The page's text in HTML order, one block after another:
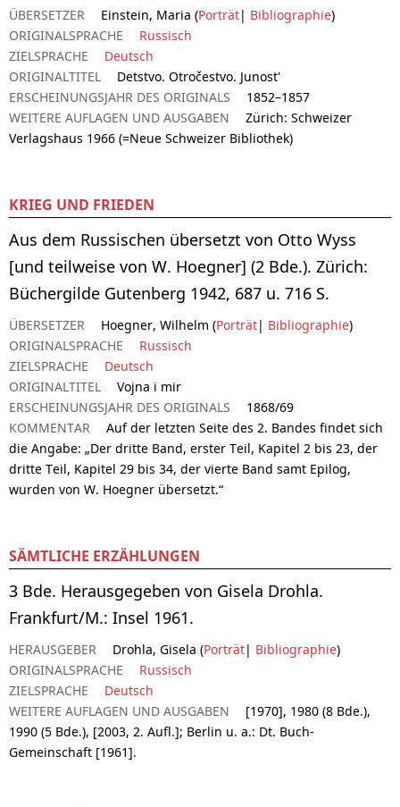
ÜBERSETZER Einstein, Maria (Porträt| Bibliographie)
ORIGINALSPRACHE
Russisch
ZIELSPRACHE
Deutsch
ORIGINALTITEL
Detstvo. Otročestvo. Junost'
ERSCHEINUNGSJAHR DES ORIGINALS
1852–1857
WEITERE AUFLAGEN UND AUSGABEN
Zürich: Schweizer
Verlagshaus 1966 (=Neue Schweizer Bibliothek)
KRIEG UND FRIEDEN
Aus dem Russischen übersetzt von Otto Wyss
[und teilweise von W. Hoegner] (2 Bde.). Zürich:
Büchergilde Gutenberg 1942, 687 u. 716 S.
ÜBERSETZER Hoegner, Wilhelm (Porträt| Bibliographie)
ORIGINALSPRACHE
Russisch
ZIELSPRACHE
Deutsch
ORIGINALTITEL
Vojna i mir
ERSCHEINUNGSJAHR DES ORIGINALS
1868/69
KOMMENTAR
Auf der letzten Seite des 2. Bandes findet sich
die Angabe: „Der dritte Band, erster Teil, Kapitel 2 bis 23, der
dritte Teil, Kapitel 29 bis 34, der vierte Band samt Epilog,
wurden von W. Hoegner übersetzt.“
SÄMTLICHE ERZÄHLUNGEN
3 Bde. Herausgegeben von Gisela Drohla.
Frankfurt/M.: Insel 1961.
HERAUSGEBER Drohla, Gisela (Porträt| Bibliographie)
ORIGINALSPRACHE
Russisch
ZIELSPRACHE
Deutsch
WEITERE AUFLAGEN UND AUSGABEN
[1970], 1980 (8 Bde.),
1990 (5 Bde.), [2003, 2. Aufl.]; Berlin u. a.: Dt. Buch-
Gemeinschaft [1961].